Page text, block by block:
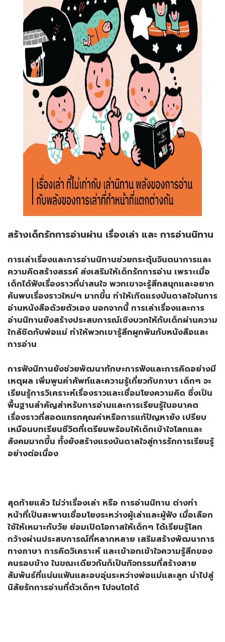
สร้างเด็กรักการอ่านผ่าน เรื่องเล่า และ การอ่านนิทาน
การเล่าเรื่องและการอ่านนิทานช่วยกระตุ้นจินตนาการและ
ความคิดสร้างสรรค์ ส่งเสริมให้เด็กรักการอ่าน เพราะเมื่อ
เด็กได้ฟังเรื่องราวที่น่าสนใจ พวกเขาจะรู้สึกสนุกและอยาก
ค้นพบเรื่องราวใหม่ๆ มากขึ้น ทำให้เกิดแรงบันดาลใจในการ
อ่านหนังสือด้วยตัวเอง นอกจากนี้ การเล่าเรื่องและการ
อ่านนิทานยังสร้างประสบการณ์เชิงบวกให้กับเด็กผ่านความ
ใกล้ชิดกับพ่อแม่ ทำให้พวกเขารู้สึกผูกพันกับหนังสือและ
การอ่าน
การฟังนิทานยังช่วยพัฒนาทักษะการฟังและการคิดอย่างมี
เหตุผล เพิ่มพูนคำศัพท์และความรู้เกี่ยวกับภาษา เด็กๆ จะ
เรียนรู้การวิเคราะห์เรื่องราวและเชื่อมโยงความคิด ซึ่งเป็น
พื้นฐานสำคัญสำหรับการอ่านและการเรียนรู้ในอนาคต
เรื่องราวที่สอดแทรกคุณค่าหรือการแก้ปัญหายัง เปรียบ
เหมือนบทเรียนชีวิตที่เตรียมพร้อมให้เด็กเข้าใจโลกและ
สังคมมากขึ้น ทั้งยังสร้างแรงบันดาลใจสู่การรักการเรียนรู้
อย่างต่อเนื่อง
สุดท้ายแล้ว ไม่ว่าเรื่องเล่า หรือ การอ่านนิทาน ต่างทำ
หน้าที่เป็นสะพานเชื่อมโยงระหว่างผู้เล่าและผู้ฟัง เมื่อเลือก
ใช้ให้เหมาะกับวัย ย่อมเปิดโอกาสให้เด็กๆ ได้เรียนรู้โลก
กว้างผ่านประสบการณ์ที่หลากหลาย เสริมสร้างพัฒนาการ
ทางภาษา การคิดวิเคราะห์ และเข้าอกเข้าใจความรู้สึกของ
คนรอบข้าง ในขณะเดียวกันก็เป็นกิจกรรมที่สร้างสาย
สัมพันธ์ที่แน่นแฟ้นและอบอุ่นระหว่างพ่อแม่และลูก นำไปสู่
นิสัยรักการอ่านที่ตัวเด็กๆ ไปจนโตได้